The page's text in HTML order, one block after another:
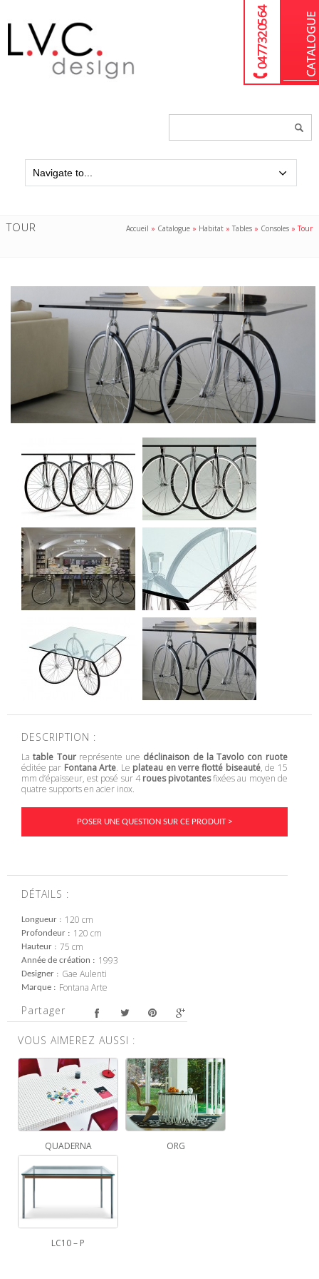
04 77 32 05 64
TOUR Accueil » Catalogue » Habitat »Tables » Consoles »Tour
DESCRIPTION :
Latable Tourreprésente une déclinaison de la Tavolo con ruote
éditée par Fontana Arte. Le plateau en verre flotté biseauté, de 15
mm d’épaisseur, est posé sur 4roues pivotantesfixées au moyen de
quatre supports en acier inox.
POSER UNE QUESTION SUR CE PRODUIT >
DÉTAILS :
Longueur 120 cm
Profondeur 120 cm
Hauteur 75 cm
Année de création 1993
Designer Gae Aulenti
Marque Fontana Arte
Partager
VOUS AIMEREZ AUSSI :
QUADERNA ORG
LC10 – P